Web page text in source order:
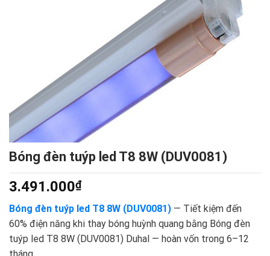
Bóng đèn tuýp led T8 8W (DUV0081)
3.491.000₫
Bóng đèn tuýp led T8 8W (DUV0081) — Tiết kiệm đến
60% điện năng khi thay bóng huỳnh quang bằng Bóng đèn
tuýp led T8 8W (DUV0081) Duhal — hoàn vốn trong 6–12